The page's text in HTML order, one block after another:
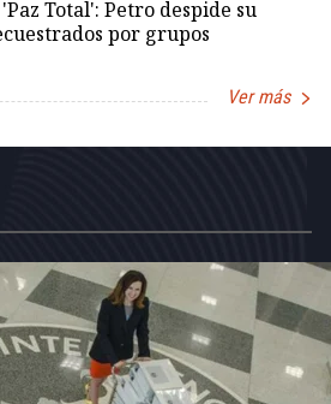
Total': Petro despide su
por grupos
Ver más